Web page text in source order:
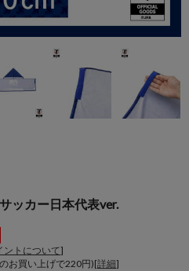
ッカー日本代表ver.
ントについて]
お買い上げで220円)[詳細]